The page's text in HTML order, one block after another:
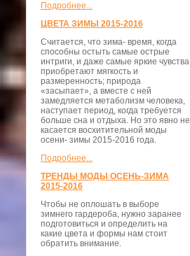
Подробнее...
ЦВЕТА ЗИМЫ 2015-2016
Считается, что зима- время, когда
способны остыть самые острые
интриги, и даже самые яркие чувства
приобретают мягкость и
размеренность; природа
«засыпает», а вместе с ней
замедляется метаболизм человека,
наступает период, когда требуется
больше сна и отдыха. Но это явно не
касается восхитительной моды
осени- зимы 2015-2016 года.
Подробнее...
ТРЕНДЫ МОДЫ ОСЕНЬ-ЗИМА
2015-2016
Чтобы не оплошать в выборе
зимнего гардероба, нужно заранее
подготовиться и определить на
какие цвета и формы нам стоит
обратить внимание.